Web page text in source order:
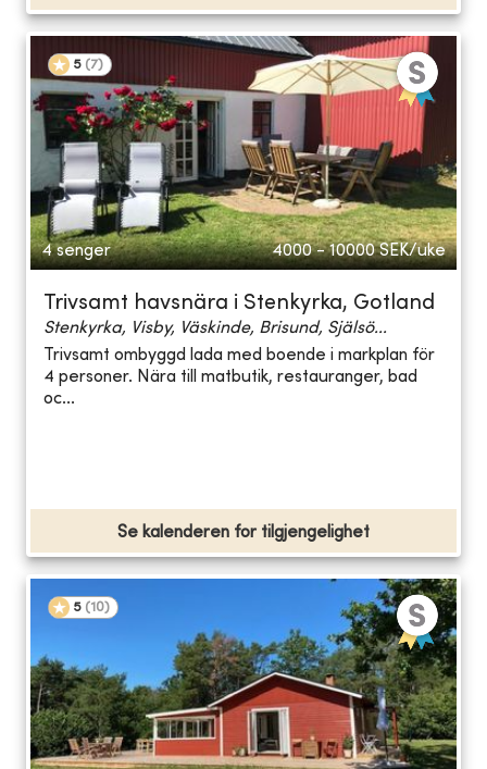
5 (7)
4 senger 4000 - 10000 SEK/uke
Trivsamt havsnära i Stenkyrka, Gotland
Stenkyrka, Visby, Väskinde, Brisund, Själsö...
Trivsamt ombyggd lada med boende i markplan för
4 personer. Nära till matbutik, restauranger, bad
oc...
Se kalenderen for tilgjengelighet
5 (10)